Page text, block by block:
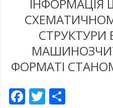
ІНФОРМАЦІЯ
СТРУКТУРИ
ФОРМАТІ
Facebook
Twitter